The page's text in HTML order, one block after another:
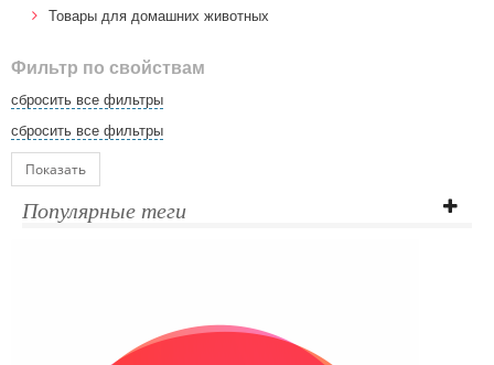
Товары для домашних животных
Фильтр по свойствам
сбросить все фильтры
сбросить все фильтры
Показать
Популярные теги